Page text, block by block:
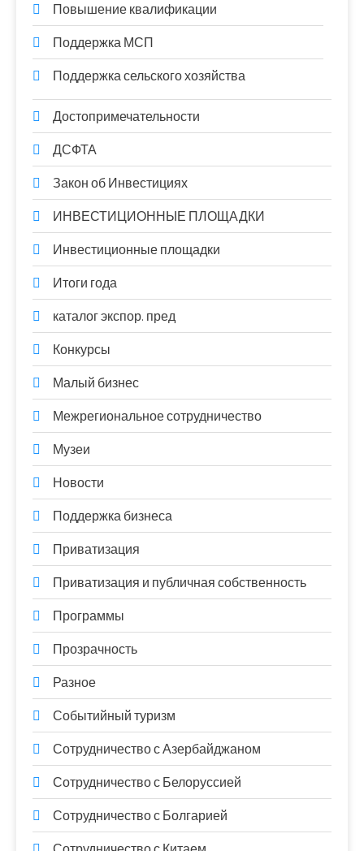
Повышение квалификации
Поддержка МСП
Поддержка сельского хозяйства
Достопримечательности
ДСФТА
Закон об Инвестициях
ИНВЕСТИЦИОННЫЕ ПЛОЩАДКИ
Инвестиционные площадки
Итоги года
каталог экспор. пред
Конкурсы
Малый бизнес
Межрегиональное сотрудничество
Музеи
Новости
Поддержка бизнеса
Приватизация
Приватизация и публичная собственность
Программы
Прозрачность
Разное
Событийный туризм
Сотрудничество с Азербайджаном
Сотрудничество с Белоруссией
Сотрудничество с Болгарией